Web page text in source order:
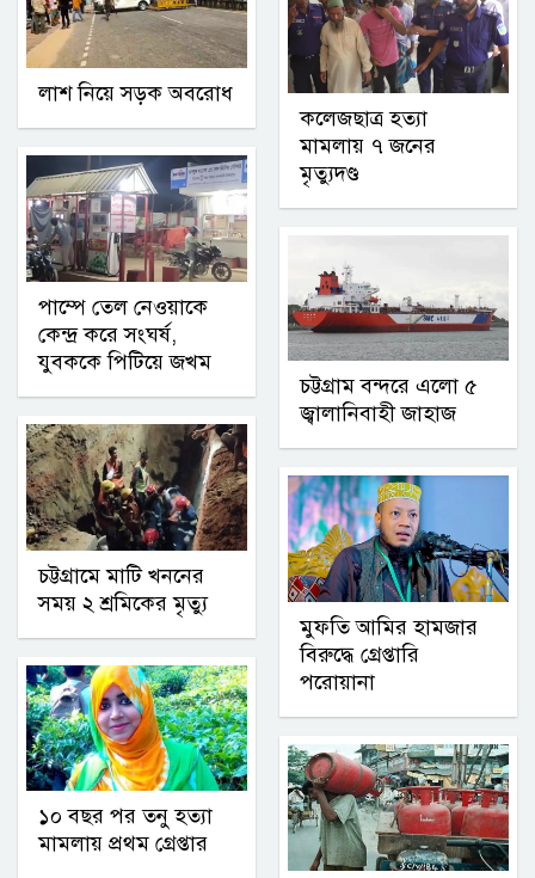
লাশ নিয়ে সড়ক অবরোধ
পাম্পে তেল নেওয়াকে
কেন্দ্র করে সংঘর্ষ,
যুবককে পিটিয়ে জখম
চট্টগ্রামে মাটি খননের
সময় ২ শ্রমিকের মৃত্যু
১০ বছর পর তনু হত্যা
মামলায় প্রথম গ্রেপ্তার
কলেজছাত্র হত্যা
মামলায় ৭ জনের
মৃত্যুদণ্ড
চট্টগ্রাম বন্দরে এলো ৫
জ্বালানিবাহী জাহাজ
মুফতি আমির হামজার
বিরুদ্ধে গ্রেপ্তারি
পরোয়ানা